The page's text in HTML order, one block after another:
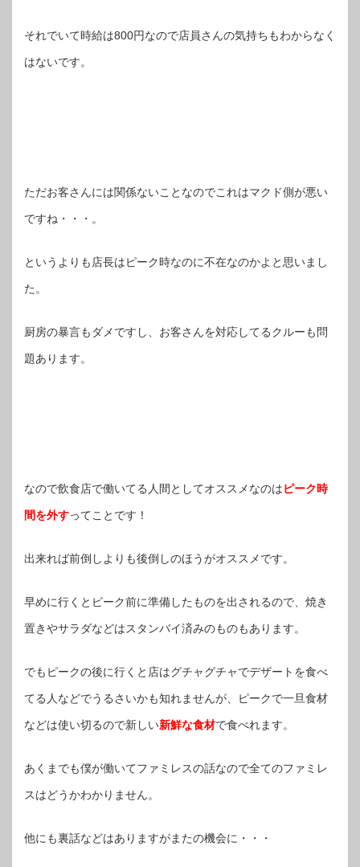
それでいて時給は800円なので店員さんの気持ちもわからなく
はないです。
ただお客さんには関係ないことなのでこれはマクド側が悪い
ですね・・・。
というよりも店長はピーク時なのに不在なのかよと思いまし
た。
厨房の暴言もダメですし、お客さんを対応してるクルーも問
題あります。
なので飲食店で働いてる人間としてオススメなのはピーク時
間を外すってことです！
出来れば前倒しよりも後倒しのほうがオススメです。
早めに行くとピーク前に準備したものを出されるので、焼き
置きやサラダなどはスタンバイ済みのものもあります。
でもピークの後に行くと店はグチャグチャでデザートを食べ
てる人などでうるさいかも知れませんが、ピークで一旦食材
などは使い切るので新しい新鮮な食材で食べれます。
あくまでも僕が働いてファミレスの話なので全てのファミレ
スはどうかわかりません。
他にも裏話などはありますがまたの機会に・・・